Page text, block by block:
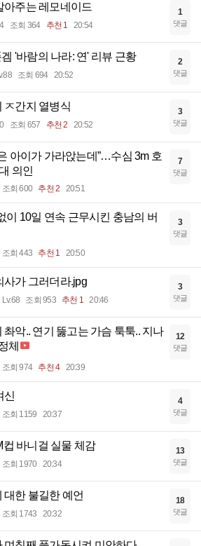
아주는 레모네이드
조회 364 추천 1 20:54
1
댓글
'바람의 나라: 연' 리뷰 근황
조회 694 20:52
2
댓글
ㅈ간지 열병식
조회 657 추천 2 20:52
3
댓글
아이가 가라앉는데”…수심 3m 호
의인
조회 600 추천 2 20:51
7
댓글
이 10일 연속 근무시킨 충남의 버
조회 443 추천 1 20:50
3
댓글
사가 그러더라.jpg
Lv.68 조회 953 추천 1 20:46
3
댓글
촤악.. 연기 뚫고는 가슴 툭툭.. 지나
체
조회 974 추천 4 20:39
12
댓글
신
조회 1159 20:37
4
댓글
컵 바니걸 실물 체감
조회 1970 20:34
13
댓글
대한 불길한 예언
조회 1743 20:32
18
댓글